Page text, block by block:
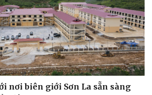
nơi biên giới Sơn La sẵn sàng